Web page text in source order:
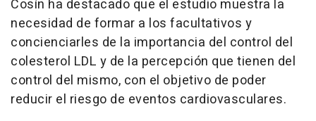
Cosín ha destacado que el estudio muestra la
necesidad de formar a los facultativos y
concienciarles de la importancia del control del
colesterol LDL y de la percepción que tienen del
control del mismo, con el objetivo de poder
reducir el riesgo de eventos cardiovasculares.